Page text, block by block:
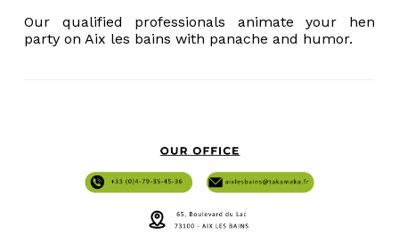
Our qualified professionals animate your hen
party on Aix les bains with panache and humor.